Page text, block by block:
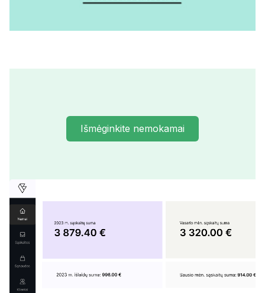
Išmėginkite nemokamai